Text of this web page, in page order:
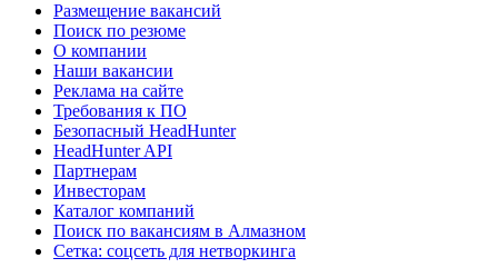
Размещение вакансий
Поиск по резюме
О компании
Наши вакансии
Реклама на сайте
Требования к ПО
Безопасный HeadHunter
HeadHunter API
Партнерам
Инвесторам
Каталог компаний
Поиск по вакансиям в Алмазном
Сетка: соцсеть для нетворкинга